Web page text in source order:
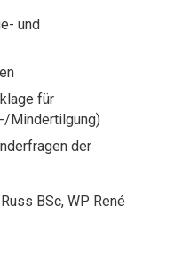
und
für
Mindertilgung)
der
BSc, WP René